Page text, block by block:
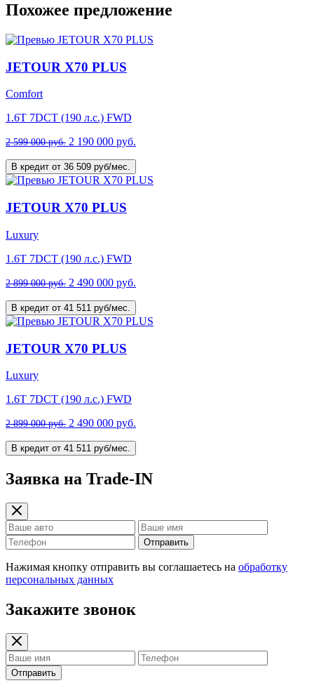
Похожее предложение
JETOUR X70 PLUS
Comfort
1.6T 7DCT (190 л.с.) FWD
2 599 000 руб. 2 190 000 руб.
В кредит от 36 509 руб/мес.
JETOUR X70 PLUS
Luxury
1.6T 7DCT (190 л.с.) FWD
2 899 000 руб. 2 490 000 руб.
В кредит от 41 511 руб/мес.
JETOUR X70 PLUS
Luxury
1.6T 7DCT (190 л.с.) FWD
2 899 000 руб. 2 490 000 руб.
В кредит от 41 511 руб/мес.
Заявка на Trade-IN
Отправить
Нажимая кнопку отправить вы соглашаетесь на обработку
персональных данных
Закажите звонок
Отправить